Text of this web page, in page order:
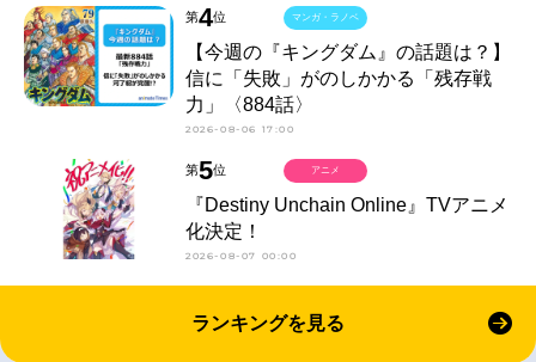
第4位
【今週の『キングダム』の話題は？】
信に「失敗」がのしかかる「残存戦
力」〈884話〉
2026-08-06 17:00
マンガ・ラノベ
第5位
『Destiny Unchain Online』TVアニメ
化決定！
2026-08-07 00:00
アニメ
ランキングを見る